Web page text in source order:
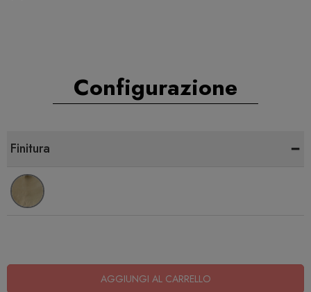
Configurazione
Finitura -
AGGIUNGI AL CARRELLO